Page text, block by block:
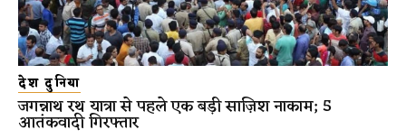
देश दुनिया
जगन्नाथ रथ यात्रा से पहले एक बड़ी साज़िश नाकाम; 5
आतंकवादी गिरफ्तार